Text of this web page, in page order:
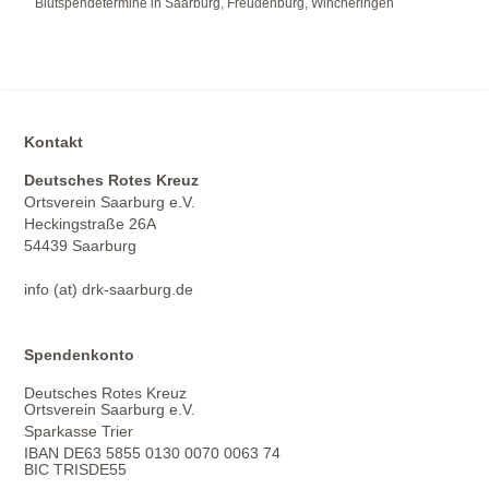
Blutspendetermine in Saarburg, Freudenburg, Wincheringen
Kontakt
Deutsches Rotes Kreuz
Ortsverein Saarburg e.V.
Heckingstraße 26A
54439 Saarburg
info (at) drk-saarburg.de
Spendenkonto
Deutsches Rotes Kreuz
Ortsverein Saarburg e.V.
Sparkasse Trier
IBAN DE63 5855 0130 0070 0063 74
BIC TRISDE55